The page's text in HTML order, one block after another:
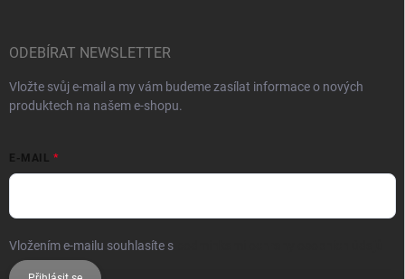
ODEBÍRAT NEWSLETTER
Vložte svůj e-mail a my vám budeme zasílat informace o nových
produktech na našem e-shopu.
E-MAIL
Vložením e-mailu souhlasíte s